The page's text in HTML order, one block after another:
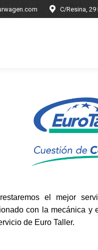
C/Resina, 29
el mejor
con la mecánica y
de Euro Taller.